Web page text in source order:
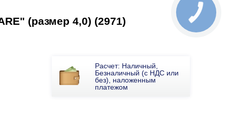
(размер 4,0) (2971)
Расчет: Наличный,
Безналичный (с НДС или
без), наложенным
платежом